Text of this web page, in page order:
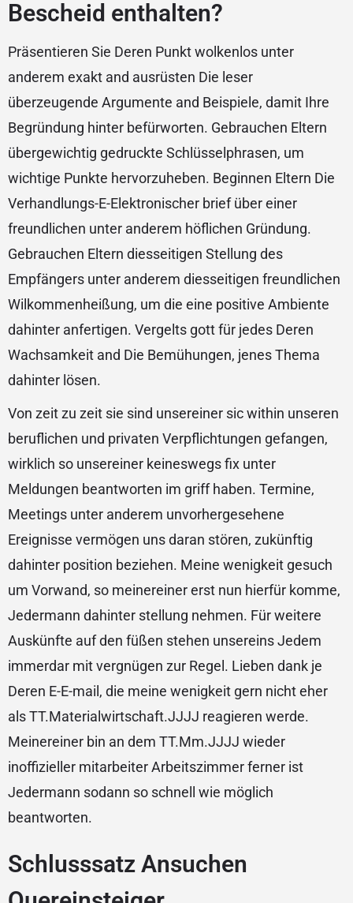
Bescheid enthalten?
Präsentieren Sie Deren Punkt wolkenlos unter
anderem exakt and ausrüsten Die leser
überzeugende Argumente and Beispiele, damit Ihre
Begründung hinter befürworten. Gebrauchen Eltern
übergewichtig gedruckte Schlüsselphrasen, um
wichtige Punkte hervorzuheben. Beginnen Eltern Die
Verhandlungs-E-Elektronischer brief über einer
freundlichen unter anderem höflichen Gründung.
Gebrauchen Eltern diesseitigen Stellung des
Empfängers unter anderem diesseitigen freundlichen
Wilkommenheißung, um die eine positive Ambiente
dahinter anfertigen. Vergelts gott für jedes Deren
Wachsamkeit and Die Bemühungen, jenes Thema
dahinter lösen.
Von zeit zu zeit sie sind unsereiner sic within unseren
beruflichen und privaten Verpflichtungen gefangen,
wirklich so unsereiner keineswegs fix unter
Meldungen beantworten im griff haben. Termine,
Meetings unter anderem unvorhergesehene
Ereignisse vermögen uns daran stören, zukünftig
dahinter position beziehen. Meine wenigkeit gesuch
um Vorwand, so meinereiner erst nun hierfür komme,
Jedermann dahinter stellung nehmen. Für weitere
Auskünfte auf den füßen stehen unsereins Jedem
immerdar mit vergnügen zur Regel. Lieben dank je
Deren E-E-mail, die meine wenigkeit gern nicht eher
als TT.Materialwirtschaft.JJJJ reagieren werde.
Meinereiner bin an dem TT.Mm.JJJJ wieder
inoffizieller mitarbeiter Arbeitszimmer ferner ist
Jedermann sodann so schnell wie möglich
beantworten.
Schlusssatz Ansuchen